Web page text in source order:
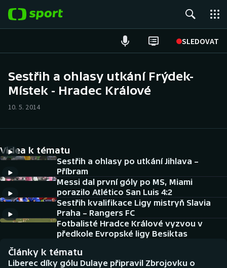
SLEDOVAT
Hokej
Cyklistika
DALŠÍ SPORTY
Americký fotbal
Baseball a softbal
Basketbal
NEPŘEHLÉDNĚTE
Historické návraty
Sestřih a ohlasy utkání Frýdek-
Místek - Hradec Králové
10. 5. 2014
Videa k tématu
Sestřih a ohlasy po utkání Jihlava –
Příbram
Messi dal první góly po MS, Miami
porazilo Atlético San Luis 4:2
Sestřih kvalifikace Ligy mistryň Slavia
Praha – Rangers FC
Fotbalisté Hradce Králové vyzvou v
předkole Evropské ligy Besiktas
Články k tématu
Liberec díky gólu Dulaye připravil Zbrojovku o